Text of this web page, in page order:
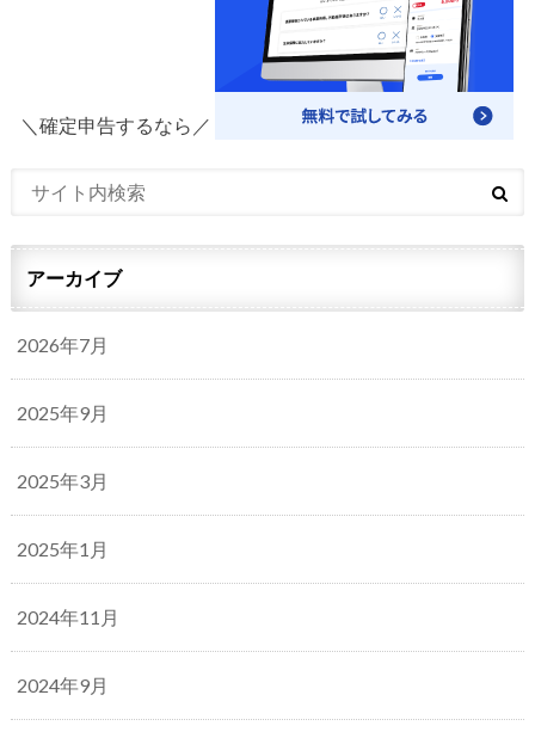
＼確定申告するなら／
アーカイブ
2026年7月
2025年9月
2025年3月
2025年1月
2024年11月
2024年9月